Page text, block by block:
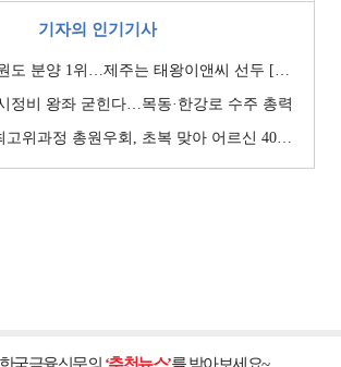
기자의 인기기사
1위…제주는 태왕이앤씨 선두 [이 지역 분양왕-강원·제주]
정비 왕좌 굳힌다…목동·한강로 수주 총력
과정 총원우회, 초복 맞아 어르신 400명에 삼계탕 나눔